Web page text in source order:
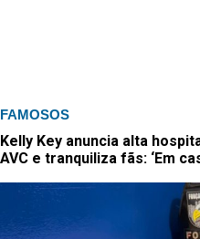
FAMOSOS
Kelly Key anuncia alta
AVC e tranquiliza fãs: ‘Em